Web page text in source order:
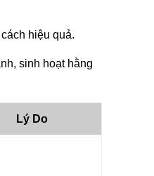
hiệu quả.
sinh hoạt hằng
Lý Do